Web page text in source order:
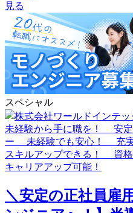
見る
スペシャル
＼安定の正社員雇